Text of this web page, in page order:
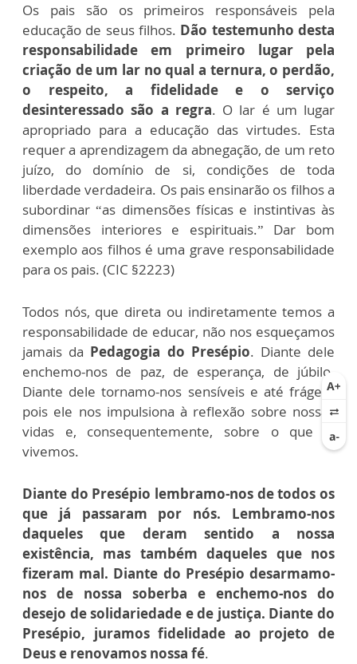
Os pais são os primeiros responsáveis pela
educação de seus filhos. Dão testemunho desta
responsabilidade em primeiro lugar pela
criação de um lar no qual a ternura, o perdão,
o respeito, a fidelidade e o serviço
desinteressado são a regra. O lar é um lugar
apropriado para a educação das virtudes. Esta
requer a aprendizagem da abnegação, de um reto
juízo, do domínio de si, condições de toda
liberdade verdadeira. Os pais ensinarão os filhos a
subordinar “as dimensões físicas e instintivas às
dimensões interiores e espirituais.” Dar bom
exemplo aos filhos é uma grave responsabilidade
para os pais. (CIC §2223)
Todos nós, que direta ou indiretamente temos a
responsabilidade de educar, não nos esqueçamos
jamais da Pedagogia do Presépio. Diante dele
enchemo-nos de paz, de esperança, de júbilo.
Diante dele tornamo-nos sensíveis e até frágeis,
pois ele nos impulsiona à reflexão sobre nossas
vidas e, consequentemente, sobre o que já
vivemos.
Diante do Presépio lembramo-nos de todos os
que já passaram por nós. Lembramo-nos
daqueles que deram sentido a nossa
existência, mas também daqueles que nos
fizeram mal. Diante do Presépio desarmamo-
nos de nossa soberba e enchemo-nos do
desejo de solidariedade e de justiça. Diante do
Presépio, juramos fidelidade ao projeto de
Deus e renovamos nossa fé.